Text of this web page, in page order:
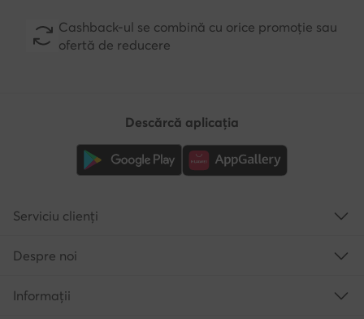
Cashback-ul se combină cu orice promoție sau
ofertă de reducere
Descărcă aplicația
Serviciu clienți
Despre noi
Informații